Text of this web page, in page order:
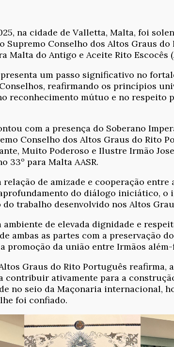
na cidade de Valletta, Malta, foi
Supremo Conselho dos Altos Graus do
Malta do Antigo e Aceite Rito Escocês
um passo significativo no
reafirmando os princípios
reconhecimento mútuo e no respeito
com a presença do Soberano
Conselho dos Altos Graus do Rito
Muito Poderoso e Ilustre Irmão
33º para Malta AASR.
de amizade e cooperação entre
do diálogo iniciático, o
trabalho desenvolvido nos Altos
de elevada dignidade e
ambas as partes com a preservação
promoção da união entre Irmãos
Graus do Rito Português reafirma,
contribuir ativamente para a
no seio da Maçonaria internacional,
foi confiado.